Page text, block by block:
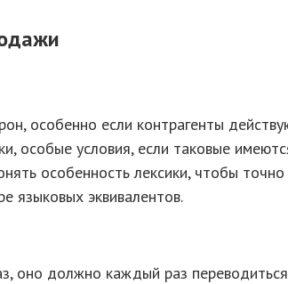
особенно если контрагенты
особые условия, если таковые
особенность лексики, чтобы точно
языковых эквивалентов.
оно должно каждый раз переводиться